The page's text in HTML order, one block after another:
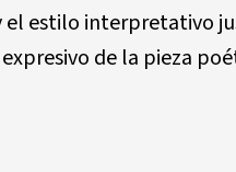
el estilo interpretativo
de la pieza